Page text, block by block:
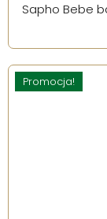
Sapho Bebe
Promocja!